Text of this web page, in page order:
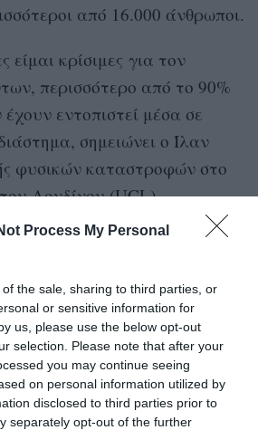
Process My Personal
the sale, sharing to third parties, or
or sensitive information for
us, please use the below opt-out
selection. Please note that after your
you may continue seeing
on personal information utilized by
disclosed to third parties prior to
separately opt-out of the further
από 16.000 άνθρωποι.
κρίσιμες για τον
περισσότερο από το 90%
εντοπιστεί μέσα σε
σημειώνει ο Ίλαν
φυσικών καταστροφών στο
Λονδίνου (UCL).
συνεχίζονται
τη ζωή για
δεν έχουν πουθενά να πάνε.
στην Τουρκία, η θερμοκρασία
το πρωί στους -5 βαθμούς